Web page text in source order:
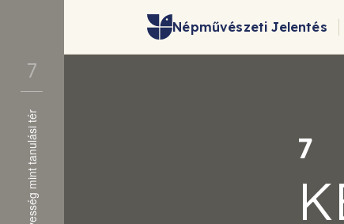
7
Kézművesség mint tanulási tér
Népművészeti Jelentés
7